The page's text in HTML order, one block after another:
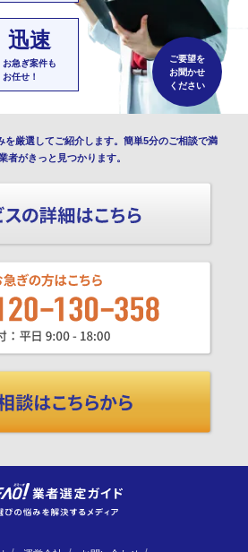
迅速
お急ぎ案件も
お任せ！
ご要望を
お聞かせ
ください
を厳選してご紹介します。簡単5分のご相談で満
者がきっと見つかります。